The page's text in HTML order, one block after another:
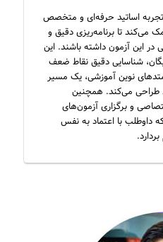
اساتید حرفه‌ای و متخصص
می‌کند تا برنامه‌ریزی دقیق و
این آزمون داشته باشند. این
شناسایی دقیق نقاط ضعف
نوین آموزشی، یک مسیر
طراحی می‌کند. همچنین
و برگزاری آزمون‌های
داوطلب با اعتماد به نفس